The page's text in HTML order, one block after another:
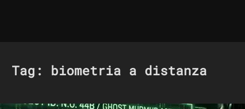
Tag: biometria a distanza